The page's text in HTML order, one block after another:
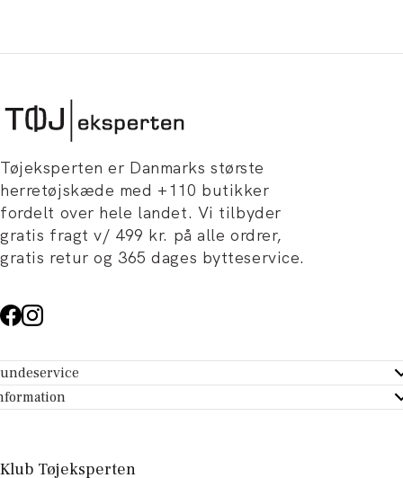
Tøjeksperten er Danmarks største
herretøjskæde med +110 butikker
fordelt over hele landet. Vi tilbyder
gratis fragt v/ 499 kr. på alle ordrer,
gratis retur og 365 dages bytteservice.
- Hjælpecenter
Tøjeksperten
og artikler
Klub Tøjeksperten